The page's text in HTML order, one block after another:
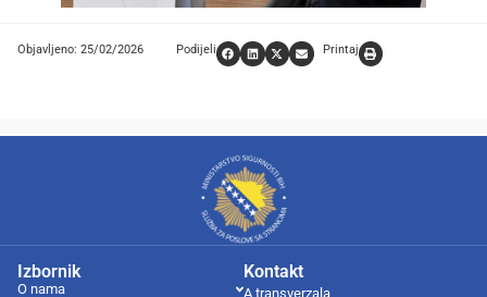
Objavljeno: 25/02/2026 Podijeli Printaj
Kontakt
A transverzala
Izbornik
O nama